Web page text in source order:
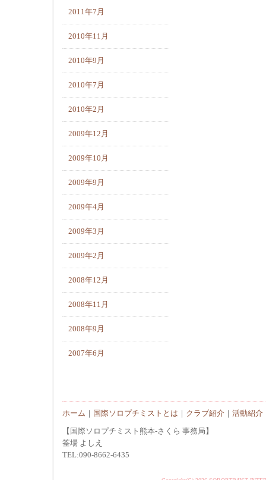
2011年7月
2010年11月
2010年9月
2010年7月
2010年2月
2009年12月
2009年10月
2009年9月
2009年4月
2009年3月
2009年2月
2008年12月
2008年11月
2008年9月
2007年6月
ホーム 国際ソロプチミストとは クラブ紹介 活動紹介
【国際ソロプチミスト熊本-さくら 事務局】
筌場 よしえ
TEL:090-8662-6435